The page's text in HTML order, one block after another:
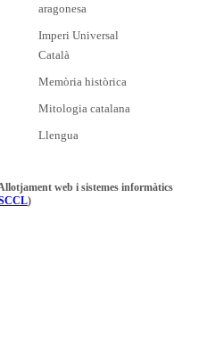
aragonesa
Imperi Universal
Català
Memòria històrica
Mitologia catalana
Llengua
web i sistemes informàtics
)